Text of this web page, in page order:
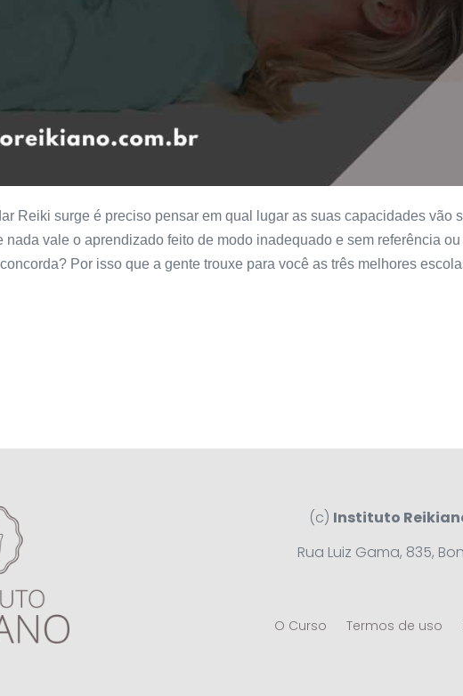
Reiki surge é preciso pensar em qual lugar as suas capacidades vão
nada vale o aprendizado feito de modo inadequado e sem referência ou
Por isso que a gente trouxe para você as três melhores
(c) Instituto
Rua Luiz Gama, 835,
O Curso Termos de uso